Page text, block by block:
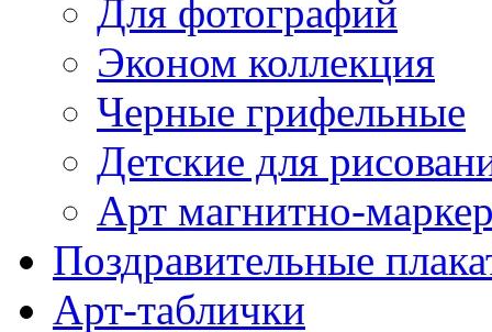
Для фотографий
Эконом коллекция
Черные грифельные
Детские для
Арт магнитно-
Поздравительные
Арт-таблички